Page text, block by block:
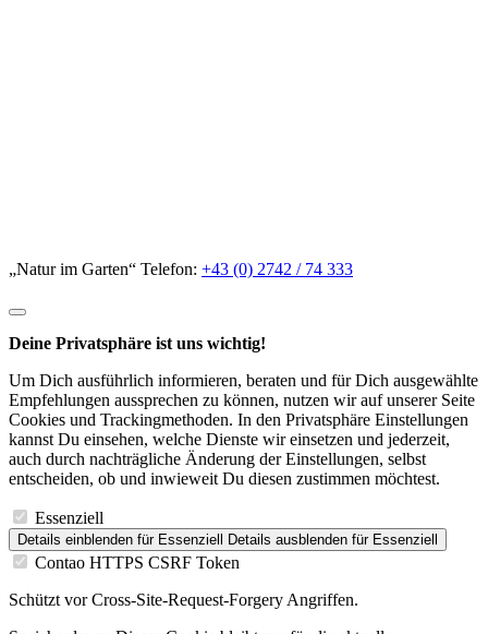
„Natur im Garten“ Telefon: +43 (0) 2742 / 74 333
Deine Privatsphäre ist uns wichtig!
Um Dich ausführlich informieren, beraten und für Dich ausgewählte
Empfehlungen aussprechen zu können, nutzen wir auf unserer Seite
Cookies und Trackingmethoden. In den Privatsphäre Einstellungen
kannst Du einsehen, welche Dienste wir einsetzen und jederzeit,
auch durch nachträgliche Änderung der Einstellungen, selbst
entscheiden, ob und inwieweit Du diesen zustimmen möchtest.
Essenziell
Details einblenden für Essenziell Details ausblenden für Essenziell
Contao HTTPS CSRF Token
Schützt vor Cross-Site-Request-Forgery Angriffen.